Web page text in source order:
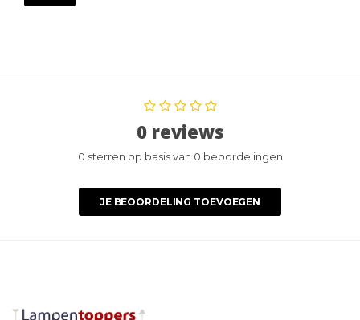
0 reviews
0 sterren op basis van 0 beoordelingen
JE BEOORDELING TOEVOEGEN